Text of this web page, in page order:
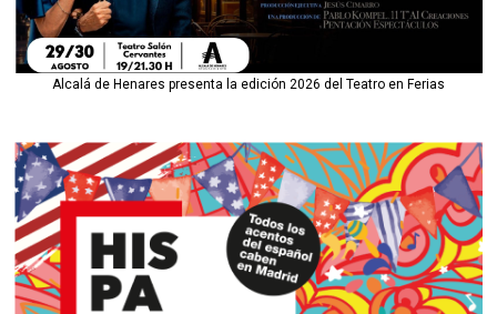
Alcalá de Henares presenta la edición 2026 del Teatro en Ferias